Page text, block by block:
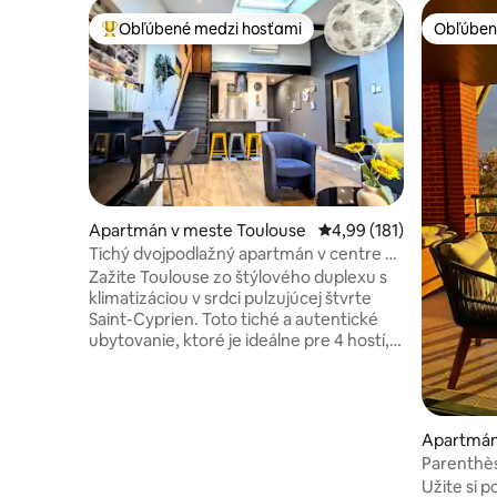
Najobľúbenejšie medzi hosťami
Obľúbené medzi hosťami
Apartmán v meste Toulouse Priemerné
4,99 (181)
Tichý dvojpodlažný apartmán v centre s
klimatizáciou a bezplatným parkovaním
Zažite Toulouse zo štýlového duplexu s
klimatizáciou v srdci pulzujúcej štvrte
Saint-Cyprien. Toto tiché a autentické
ubytovanie, ktoré je ideálne pre 4 hostí,
Užite si